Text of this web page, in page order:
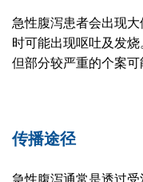
急性腹泻患者会出现
时可能出现呕吐及发
但部分较严重的个案可
传播途径